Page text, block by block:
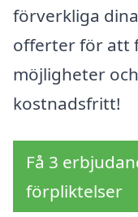
förverkliga
offerter för att
möjligheter
kostnadsfritt!
Få 3
förpliktelser